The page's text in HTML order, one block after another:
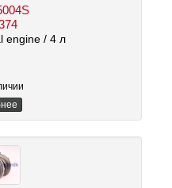
engine/ 4 л